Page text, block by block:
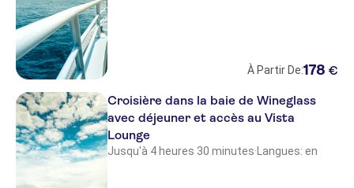
À Partir De:178 €
Croisière dans la baie de Wineglass
avec déjeuner et accès au Vista
Lounge
Jusqu'à 4 heures 30 minutes· Langues: en